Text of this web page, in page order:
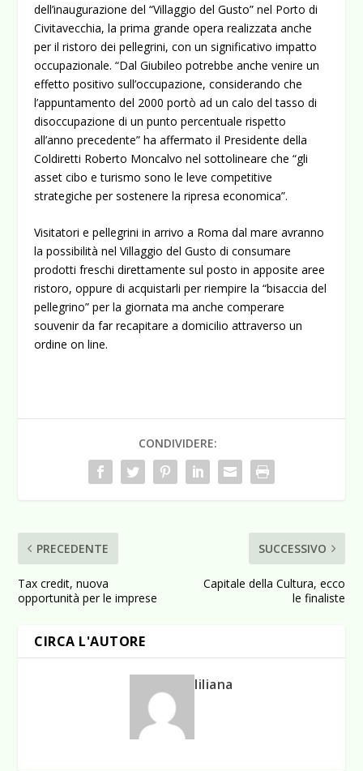
dell’inaugurazione del “Villaggio del Gusto” nel Porto di
Civitavecchia, la prima grande opera realizzata anche
per il ristoro dei pellegrini, con un significativo impatto
occupazionale. “Dal Giubileo potrebbe anche venire un
effetto positivo sull’occupazione, considerando che
l’appuntamento del 2000 portò ad un calo del tasso di
disoccupazione di un punto percentuale rispetto
all’anno precedente” ha affermato il Presidente della
Coldiretti Roberto Moncalvo nel sottolineare che “gli
asset cibo e turismo sono le leve competitive
strategiche per sostenere la ripresa economica”.
Visitatori e pellegrini in arrivo a Roma dal mare avranno
la possibilità nel Villaggio del Gusto di consumare
prodotti freschi direttamente sul posto in apposite aree
ristoro, oppure di acquistarli per riempire la “bisaccia del
pellegrino” per la giornata ma anche comperare
souvenir da far recapitare a domicilio attraverso un
ordine on line.
CONDIVIDERE:
PRECEDENTE
Tax credit, nuova
opportunità per le imprese
SUCCESSIVO
Capitale della Cultura, ecco
le finaliste
CIRCA L'AUTORE
liliana